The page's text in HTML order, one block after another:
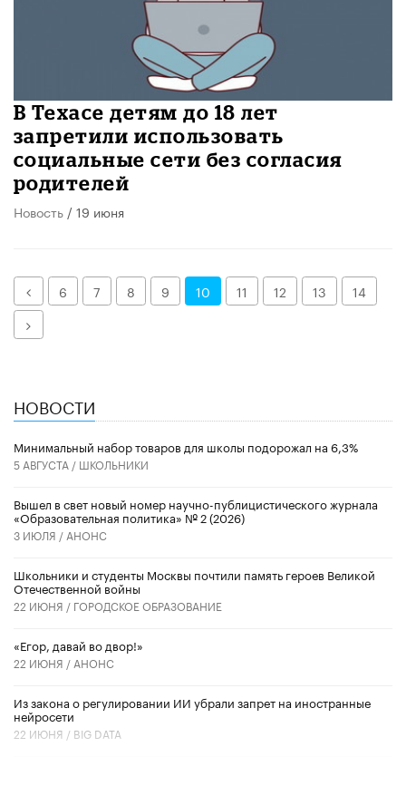
В Техасе детям до 18 лет
запретили использовать
социальные сети без согласия
родителей
Новость / 19 июня
Назад
6 7 8 9 10 11 12 13
14
Далее
НОВОСТИ
Минимальный набор товаров для школы подорожал на 6,3%
5 АВГУСТА / ШКОЛЬНИКИ
Вышел в свет новый номер научно-публицистического журнала
«Образовательная политика» № 2 (2026)
3 ИЮЛЯ / АНОНС
Школьники и студенты Москвы почтили память героев Великой
Отечественной войны
22 ИЮНЯ / ГОРОДСКОЕ ОБРАЗОВАНИЕ
«Егор, давай во двор!»
22 ИЮНЯ / АНОНС
Из закона о регулировании ИИ убрали запрет на иностранные
нейросети
22 ИЮНЯ / BIG DATA